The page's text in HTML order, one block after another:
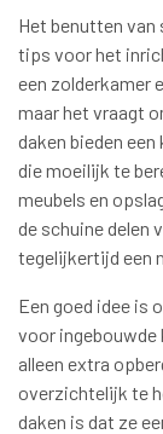
Het benutten van
tips voor het
een zolderkamer
maar het vraagt
daken bieden
die moeilijk te
meubels en
de schuine delen
tegelijkertijd een
Een goed idee is
voor
alleen extra
overzichtelijk te
daken is dat ze